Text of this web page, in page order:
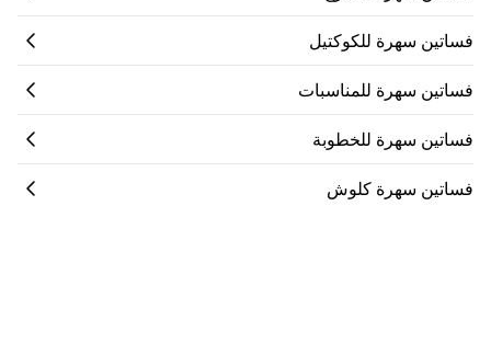
فساتين سهرة للكوكتيل
فساتين سهرة للمناسبات
فساتين سهرة للخطوبة
فساتين سهرة كلوش